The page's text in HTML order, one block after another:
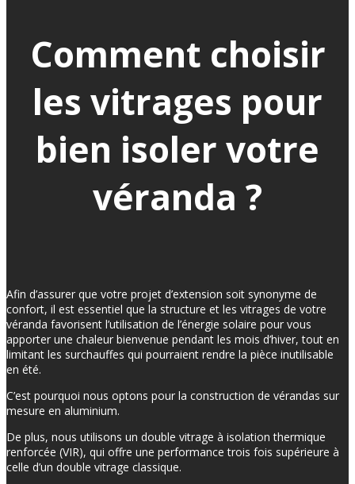
Comment choisir
les vitrages pour
bien isoler votre
véranda ?
Afin d’assurer que votre projet d’extension soit synonyme de
confort, il est essentiel que la structure et les vitrages de votre
véranda favorisent l’utilisation de l’énergie solaire pour vous
apporter une chaleur bienvenue pendant les mois d’hiver, tout en
limitant les surchauffes qui pourraient rendre la pièce inutilisable
en été.
C’est pourquoi nous optons pour la construction de vérandas sur
mesure en aluminium.
De plus, nous utilisons un double vitrage à isolation thermique
renforcée (VIR), qui offre une performance trois fois supérieure à
celle d’un double vitrage classique.